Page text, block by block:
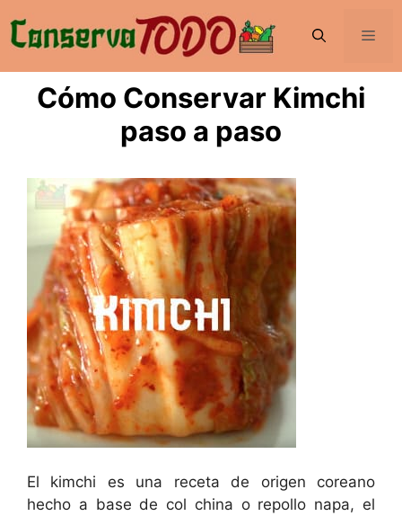
al
contenido
Cómo Conservar Kimchi
paso a paso
El kimchi es una receta de origen coreano
hecho a base de col china o repollo napa, el